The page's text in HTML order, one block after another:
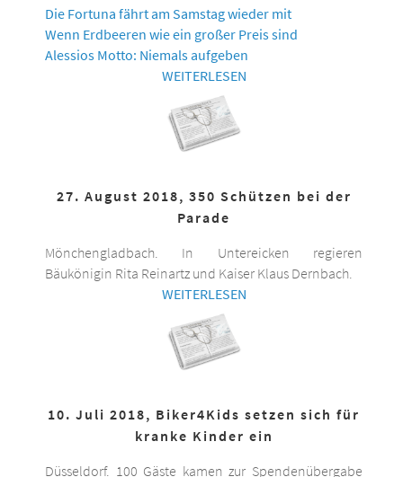
Die Fortuna fährt am Samstag wieder mit
Wenn Erdbeeren wie ein großer Preis sind
Alessios Motto: Niemals aufgeben
WEITERLESEN
27. August 2018, 350 Schützen bei der
Parade
Mönchengladbach. In Untereicken regieren
Bäukönigin Rita Reinartz und Kaiser Klaus Dernbach.
WEITERLESEN
10. Juli 2018, Biker4Kids setzen sich für
kranke Kinder ein
Düsseldorf. 100 Gäste kamen zur Spendenübergabe